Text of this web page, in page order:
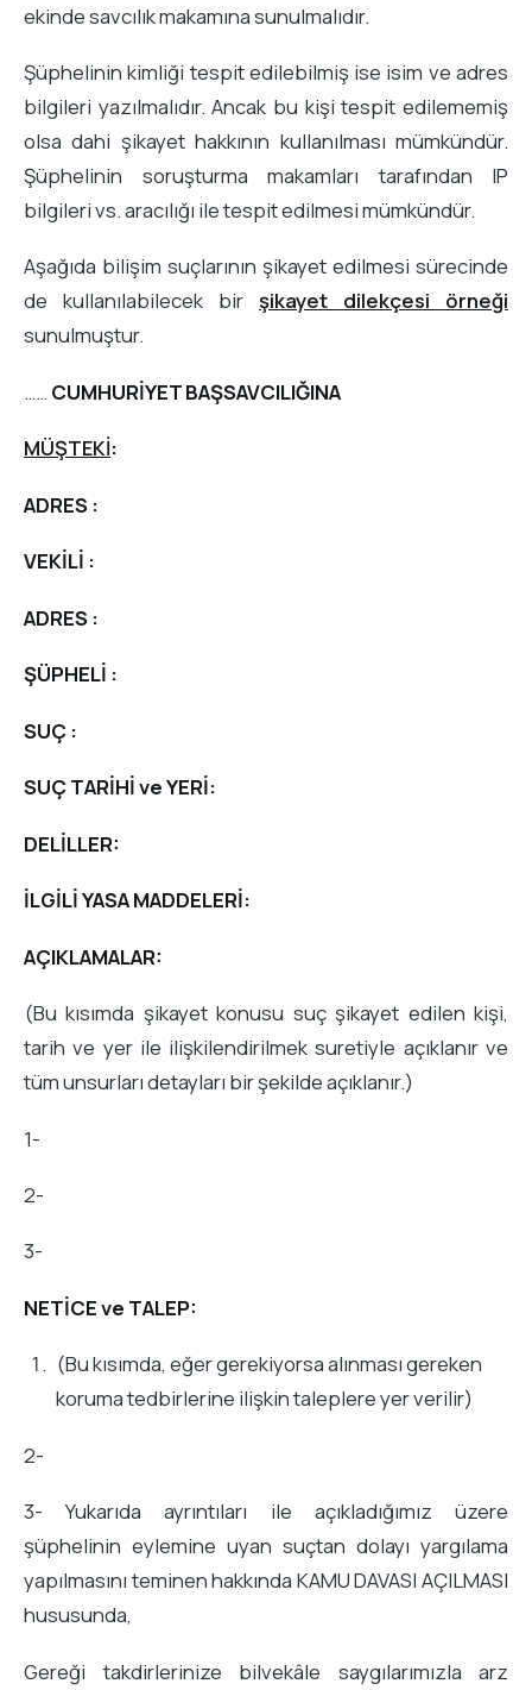
ekinde savcılık makamına sunulmalıdır.
Şüphelinin kimliği tespit edilebilmiş ise isim ve adres
bilgileri yazılmalıdır. Ancak bu kişi tespit edilememiş
olsa dahi şikayet hakkının kullanılması mümkündür.
Şüphelinin soruşturma makamları tarafından IP
bilgileri vs. aracılığı ile tespit edilmesi mümkündür.
Aşağıda bilişim suçlarının şikayet edilmesi sürecinde
de kullanılabilecek bir şikayet dilekçesi örneği
sunulmuştur.
…… CUMHURİYET BAŞSAVCILIĞINA
MÜŞTEKİ:
ADRES :
VEKİLİ :
ADRES :
ŞÜPHELİ :
SUÇ :
SUÇ TARİHİ ve YERİ:
DELİLLER:
İLGİLİ YASA MADDELERİ:
AÇIKLAMALAR:
(Bu kısımda şikayet konusu suç şikayet edilen kişi,
tarih ve yer ile ilişkilendirilmek suretiyle açıklanır ve
tüm unsurları detayları bir şekilde açıklanır.)
1-
2-
3-
NETİCE ve TALEP:
(Bu kısımda, eğer gerekiyorsa alınması gereken
koruma tedbirlerine ilişkin taleplere yer verilir)
2-
3- Yukarıda ayrıntıları ile açıkladığımız üzere
şüphelinin eylemine uyan suçtan dolayı yargılama
yapılmasını teminen hakkında KAMU DAVASI AÇILMASI
hususunda,
Gereği takdirlerinize bilvekâle saygılarımızla arz